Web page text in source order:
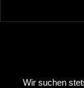
Wir suchen